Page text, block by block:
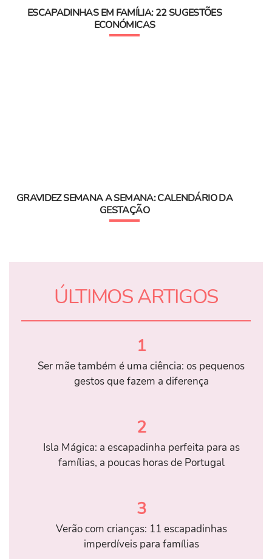
ESCAPADINHAS EM FAMÍLIA: 22 SUGESTÕES
ECONÓMICAS
GRAVIDEZ SEMANA A SEMANA: CALENDÁRIO DA
GESTAÇÃO
ÚLTIMOS ARTIGOS
1
Ser mãe também é uma ciência: os pequenos
gestos que fazem a diferença
2
Isla Mágica: a escapadinha perfeita para as
famílias, a poucas horas de Portugal
3
Verão com crianças: 11 escapadinhas
imperdíveis para famílias